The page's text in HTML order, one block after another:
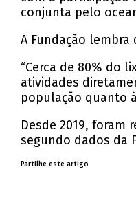
conjunta pelo
A Fundação
“Cerca de 80% do
atividades
população quanto
Desde 2019,
segundo dados da
Partilhe este artigo